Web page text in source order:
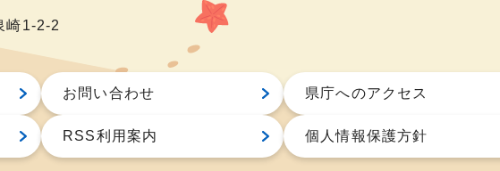
崎1-2-2
お問い合わせ 県庁へのアクセス
RSS利用案内 個人情報保護方針